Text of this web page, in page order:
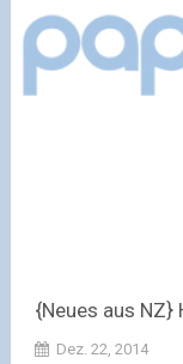
{Neues aus NZ}
Dez. 22, 2014